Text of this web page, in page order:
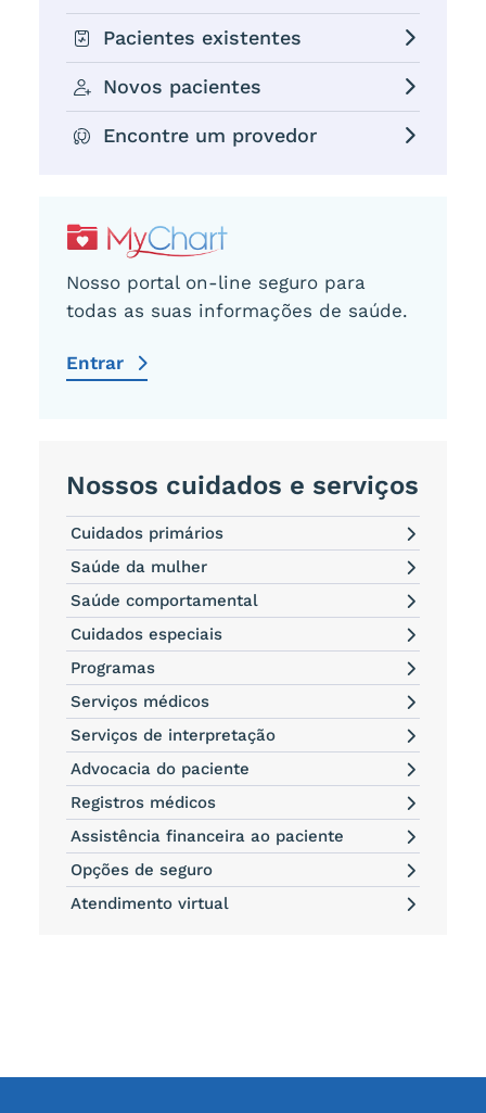
Pacientes existentes
Novos pacientes
Encontre um provedor
Nosso portal on-line seguro para
todas as suas informações de saúde.
Entrar
Nossos cuidados e serviços
Cuidados primários
Saúde da mulher
Saúde comportamental
Cuidados especiais
Programas
Serviços médicos
Serviços de interpretação
Advocacia do paciente
Registros médicos
Assistência financeira ao paciente
Opções de seguro
Atendimento virtual